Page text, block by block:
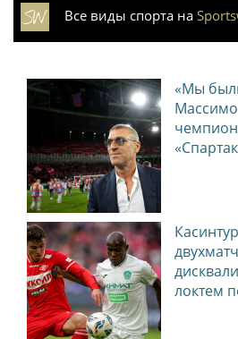
Все виды спорта на
«Мы
локтем